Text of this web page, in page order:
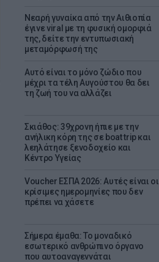
Νεαρή γυναίκα από την Αιθιοπία
έγινε viral με τη φυσική ομορφιά
της, δείτε την εντυπωσιακή
μεταμόρφωσή της
Αυτό είναι το μόνο ζώδιο που
μέχρι τα τέλη Αυγούστου θα δει
τη ζωή του να αλλάζει
Σκιάθος: 39χρονη ήπιε με την
ανήλικη κόρη της σε boat trip και
λεηλάτησε ξενοδοχείο και
Κέντρο Υγείας
Voucher ΕΣΠΑ 2026: Αυτές είναι οι
κρίσιμες ημερομηνίες που δεν
πρέπει να χάσετε
Σήμερα έμαθα: Το μοναδικό
εσωτερικό ανθρώπινο όργανο
που αυτοαναγεννάται